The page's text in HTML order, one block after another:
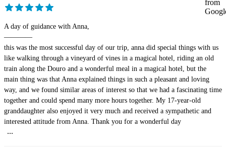
A day of guidance with Anna,
————
this was the most successful day of our trip, anna did special things with us
like walking through a vineyard of vines in a magical hotel, riding an old
train along the Douro and a wonderful meal in a magical hotel, but the
main thing was that Anna explained things in such a pleasant and loving
way, and we found similar areas of interest so that we had a fascinating time
together and could spend many more hours together. My 17-year-old
granddaughter also enjoyed it very much and received a sympathetic and
interested attitude from Anna. Thank you for a wonderful day
...